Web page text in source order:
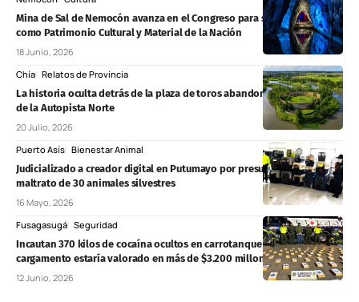
Mina de Sal de Nemocón avanza en el Congreso para ser reconocida
como Patrimonio Cultural y Material de la Nación
18 Junio, 2026
Chía Relatos de Provincia
La historia oculta detrás de la plaza de toros abandonada Chía, cerca
de la Autopista Norte
20 Julio, 2026
Puerto Asís Bienestar Animal
Judicializado a creador digital en Putumayo por presunto cautiverio y
maltrato de 30 animales silvestres
16 Mayo, 2026
Fusagasugá Seguridad
Incautan 370 kilos de cocaína ocultos en carrotanque en Fusagasugá:
cargamento estaría valorado en más de $3.200 millones
12 Junio, 2026